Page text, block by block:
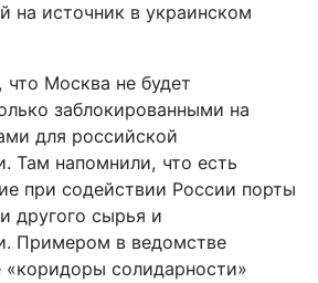
на источник в украинском
Москва не будет
заблокированными на
для российской
Там напомнили, что есть
при содействии России порты
другого сырья и
Примером в ведомстве
«коридоры солидарности»